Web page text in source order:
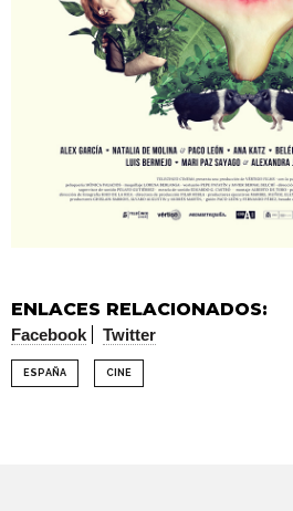
ENLACES RELACIONADOS:
Facebook Twitter
ESPAÑA CINE